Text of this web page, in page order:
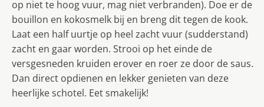
op niet te hoog vuur, mag niet verbranden). Doe er de
bouillon en kokosmelk bij en breng dit tegen de kook.
Laat een half uurtje op heel zacht vuur (sudderstand)
zacht en gaar worden. Strooi op het einde de
versgesneden kruiden erover en roer ze door de saus.
Dan direct opdienen en lekker genieten van deze
heerlijke schotel. Eet smakelijk!